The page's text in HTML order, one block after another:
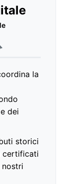
la
dei
storici
certificati